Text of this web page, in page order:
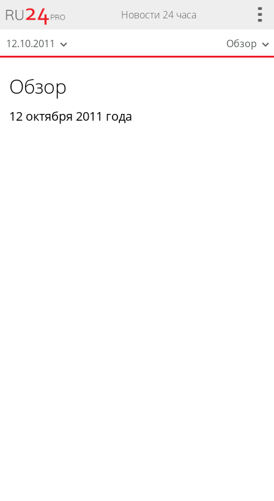
Новости 24 часа
12.10.2011 Обзор
Обзор
12 октября 2011 года